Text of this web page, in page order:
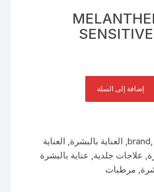
إضافة إلى السلة
brand,
, العناية بالبشرة, العناية
, علاجات جلدية, عناية بالبشرة
, مرطبات